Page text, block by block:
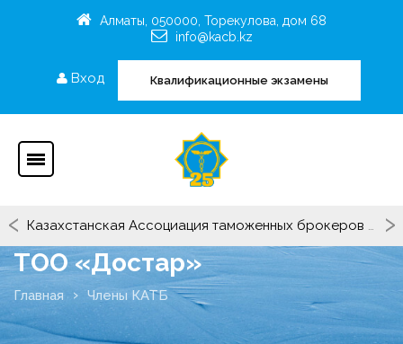
Алматы, 050000, Торекулова, дом 68
info@kacb.kz
Вход Квалификационные экзамены
Казахстанская Ассоциация таможенных брокеров (представителей) провела ежегодный Рейтинг компаний - членов ОЮЛ «СРО «КАТБ(П)» и таможенных представителей Республики Казахстан по итогам их деятельности в 2025 году
‹ ›
ТОО «Достар»
Главная Члены КАТБ